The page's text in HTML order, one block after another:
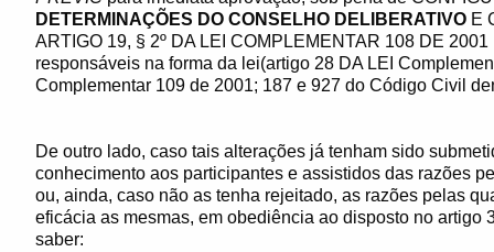
DETERMINAÇÕES DO CONSELHO DELIBERATIVO E
ARTIGO 19, § 2º DA LEI COMPLEMENTAR 108 DE
responsáveis na forma da lei(artigo 28 DA LEI
Complementar 109 de 2001; 187 e 927 do Código Civil
De outro lado, caso tais alterações já tenham sido
conhecimento aos participantes e assistidos das razões
ou, ainda, caso não as tenha rejeitado, as razões pelas
eficácia as mesmas, em obediência ao disposto no artigo
saber: